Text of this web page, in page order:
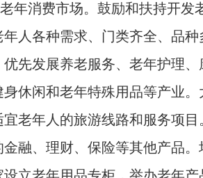
年消费市场。 鼓励和扶持开发
人各种需求、门类齐全、品
优先发展养老服务、老年护理
休闲和老年特殊用品等产业
老年人的旅游线路和服务项
融、理财、保险等其他产品